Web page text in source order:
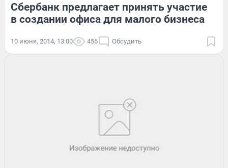
Сбербанк предлагает принять участие
в создании офиса для малого бизнеса
10 июня, 2014, 13:00 456 Обсудить